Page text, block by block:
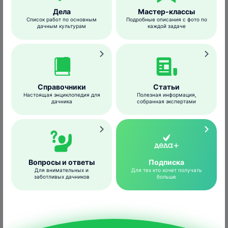
Обрабатываемая
культу­ра
Вредитель
об­ра­бот­ки,
осо­бен­нос­ти
при­ме­не­ния
Картофель
Опрыскивание
в период
вегетации
Смородина
Опрыскивание
до цветения
или после
сбора урожая
Тли, трипсы,
белокрылки,
Опрыскивание в
Дела
Список работ по основным
дачным культурам
Мастер-классы
Подробные описания с фото по
каждой задаче
Справочники
Настоящая энциклопедия для
дачника
Статьи
Полезная информация,
собранная экспертами
Вопросы и ответы
Для внимательных и
заботливых дачников
Подписка
Для тех кто хочет получать
больше